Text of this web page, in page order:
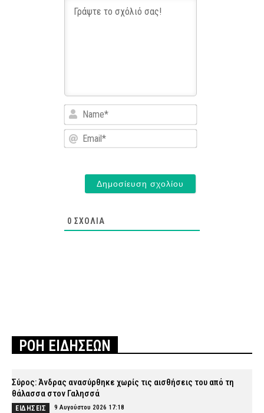
Name*
Email*
0 ΣΧΌΛΙΑ
ΡΟΗ ΕΙΔΗΣΕΩΝ
Σύρος: Άνδρας ανασύρθηκε χωρίς τις αισθήσεις του από τη
θάλασσα στον Γαλησσά
ΕΙΔΗΣΕΙΣ 9 Αυγούστου 2026 17:18